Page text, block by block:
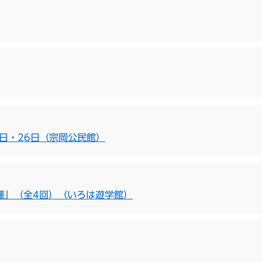
・26日（宗岡公民館）
（全4回）（いろは遊学館）